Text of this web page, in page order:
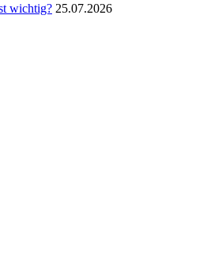
wichtig? 25.07.2026